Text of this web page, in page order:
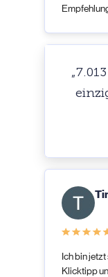
Ich bin
Klicktipp